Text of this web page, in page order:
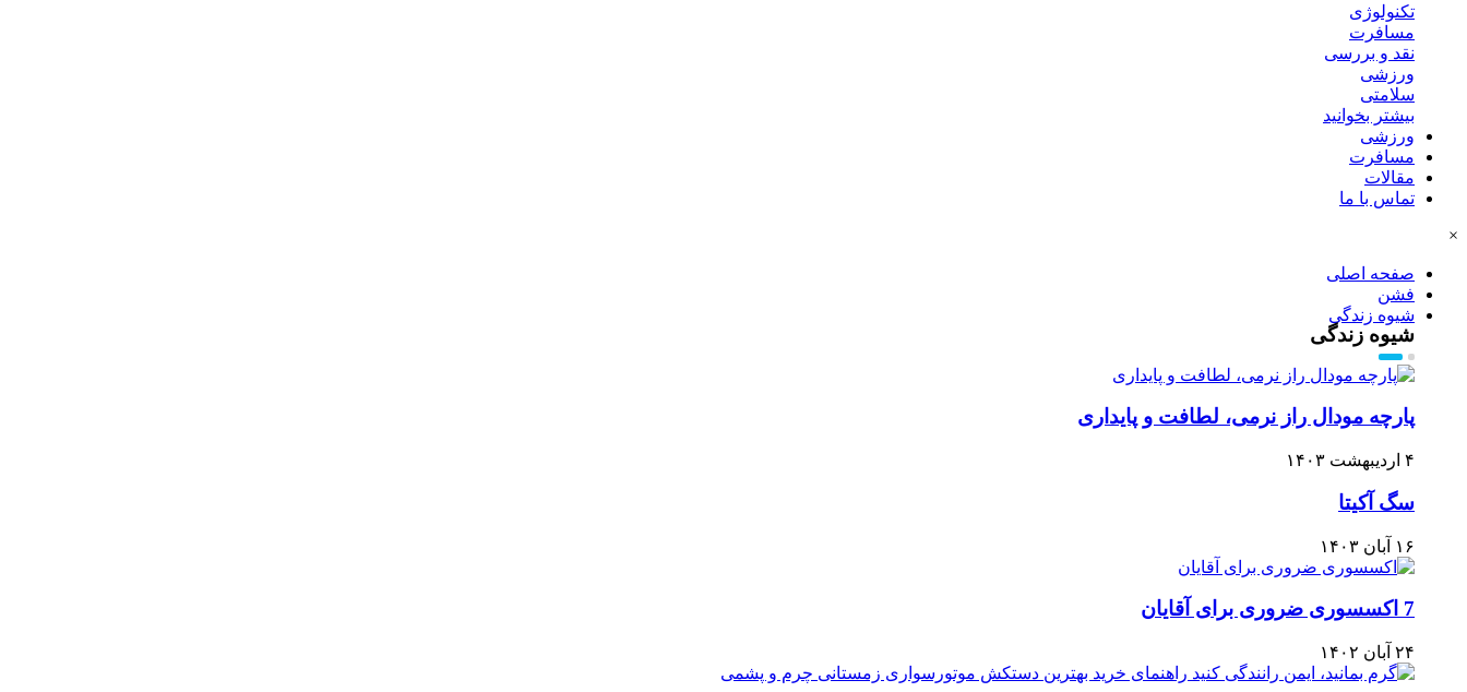
تکنولوژی
مسافرت
نقد و بررسی
ورزشی
سلامتی
بیشتر بخوانید
ورزشی
مسافرت
مقالات
تماس با ما
×
صفحه اصلی
فشن
شیوه زندگی
شیوه زندگی
پارچه مودال راز نرمی، لطافت و پایداری
۴ اردیبهشت ۱۴۰۳
سگ آکیتا
۱۶ آبان ۱۴۰۳
7 اکسسوری ضروری برای آقایان
۲۴ آبان ۱۴۰۲